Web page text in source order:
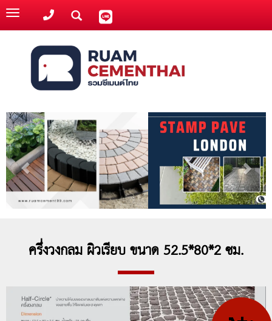
Toggle
navigation
ครึ่งวงกลม ผิวเรียบ ขนาด 52.5*80*2 ซม.